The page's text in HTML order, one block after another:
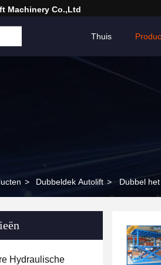
Machinery Co.,Ltd
Thuis
> Dubbeldek Autolift > Dubbel
Hydraulische